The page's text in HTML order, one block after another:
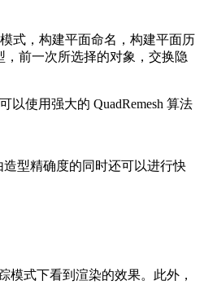
式，构建平面命名，构建平面历
前一次所选择的对象，交换隐
以使用强大的 QuadRemesh 算法
型精确度的同时还可以进行快
模式下看到渲染的效果。此外，